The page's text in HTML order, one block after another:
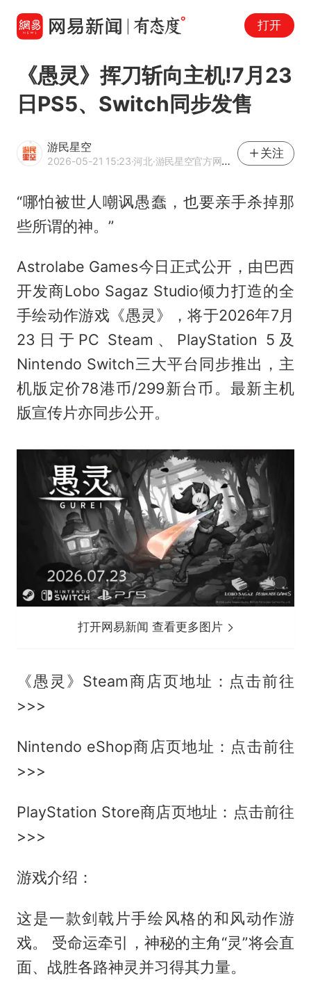
打开
《愚灵》挥刀斩向主机!7月23
日PS5、Switch同步发售
游民星空
2026-05-21 15:23·河北·游民星空官方网易号
关注
“哪怕被世人嘲讽愚蠢，也要亲手杀掉那
些所谓的神。”
Astrolabe Games今日正式公开，由巴西
开发商Lobo Sagaz Studio倾力打造的全
手绘动作游戏《愚灵》，将于2026年7月
23日于PC Steam、PlayStation 5及
Nintendo Switch三大平台同步推出，主
机版定价78港币/299新台币。最新主机
版宣传片亦同步公开。
打开网易新闻 查看更多图片
《愚灵》Steam商店页地址：点击前往
>>>
Nintendo eShop商店页地址：点击前往
>>>
PlayStation Store商店页地址：点击前往
>>>
游戏介绍：
这是一款剑戟片手绘风格的和风动作游
戏。 受命运牵引，神秘的主角“灵”将会直
面、战胜各路神灵并习得其力量。